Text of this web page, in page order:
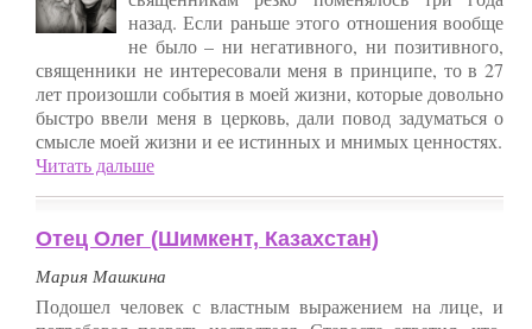
назад. Если раньше этого отношения вообще
не было – ни негативного, ни позитивного,
священники не интересовали меня в принципе, то в 27
лет произошли события в моей жизни, которые довольно
быстро ввели меня в церковь, дали повод задуматься о
смысле моей жизни и ее истинных и мнимых ценностях.
Читать дальше
Отец Олег (Шимкент, Казахстан)
Мария Машкина
Подошел человек с властным выражением на лице, и